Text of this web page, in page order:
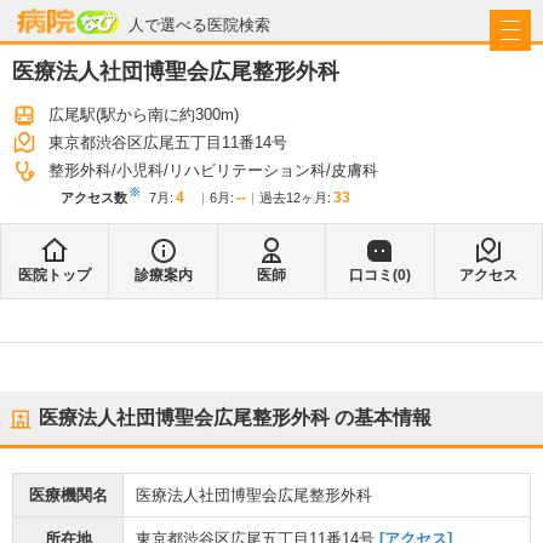
人で選べる医院検索
病院なび
医療法人社団博聖会広尾整形外科
広尾駅(駅から南に約300m)
東京都渋谷区広尾五丁目11番14号
整形外科 小児科 リハビリテーション科 皮膚科
アクセス数※ 7月 : 4 6月 : -- 過去12ヶ月: 33
医院トップ 診療案内 医師 口コミ(0) アクセス
医療法人社団博聖会広尾整形外科の基本情報
医療機関名 医療法人社団博聖会広尾整形外科
所在地 東京都渋谷区広尾五丁目11番14号 [アクセス]